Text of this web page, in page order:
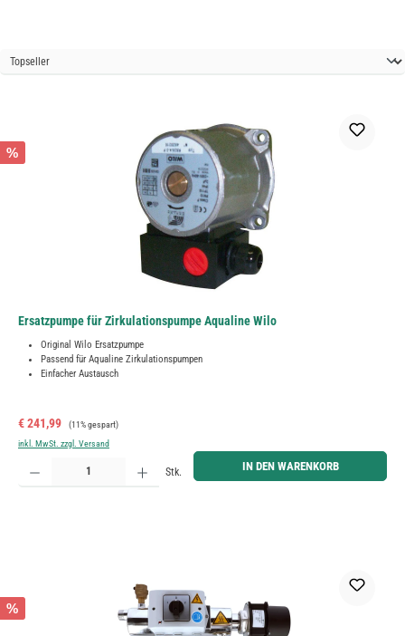
%
Ersatzpumpe für Zirkulationspumpe Aqualine Wilo
Original Wilo Ersatzpumpe
Passend für Aqualine Zirkulationspumpen
Einfacher Austausch
Verkaufspreis:
€ 241,99 Regulärer Preis:
(11% gespart)
inkl. MwSt. zzgl. Versand
Produkt Anzahl: Gib den gewünschten Wert ein oder benutze die Schaltflächen um die Anzahl zu
Stk. IN DEN WARENKORB
%